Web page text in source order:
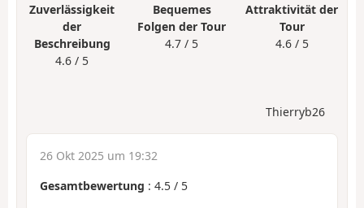
Zuverlässigkeit
der
Beschreibung
4.6 / 5
Bequemes
Folgen der Tour
4.7 / 5
Attraktivität der
Tour
4.6 / 5
Thierryb26
26 Okt 2025 um 19:32
Gesamtbewertung : 4.5 / 5